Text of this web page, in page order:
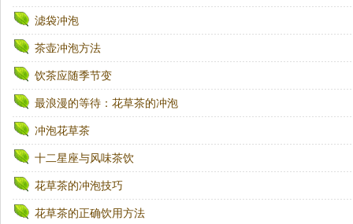
滤袋冲泡
茶壶冲泡方法
饮茶应随季节变
最浪漫的等待：花草茶的冲泡
冲泡花草茶
十二星座与风味茶饮
花草茶的冲泡技巧
花草茶的正确饮用方法